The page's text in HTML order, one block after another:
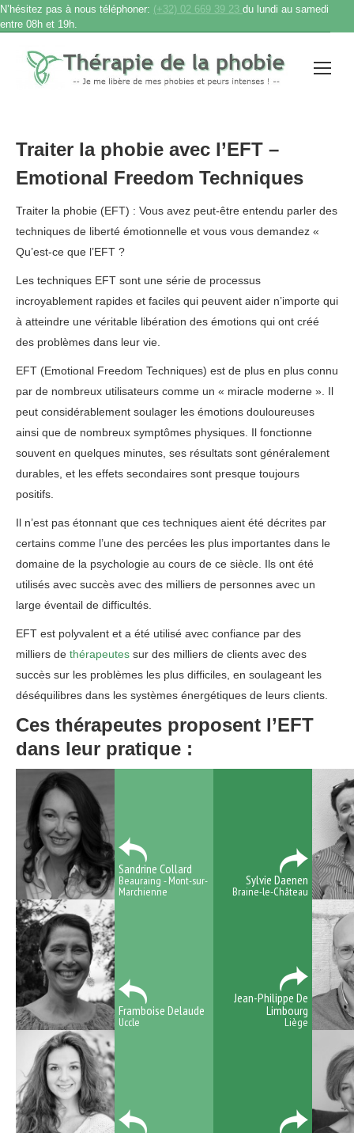
N’hésitez pas à nous téléphoner: (+32) 02 669 39 23 du lundi au samedi
entre 08h et 19h.
Traiter la phobie avec l’EFT –
Emotional Freedom Techniques
Traiter la phobie (EFT) : Vous avez peut-être entendu parler des
techniques de liberté émotionnelle et vous vous demandez «
Qu’est-ce que l’EFT ?
Les techniques EFT sont une série de processus
incroyablement rapides et faciles qui peuvent aider n’importe qui
à atteindre une véritable libération des émotions qui ont créé
des problèmes dans leur vie.
EFT (Emotional Freedom Techniques) est de plus en plus connu
par de nombreux utilisateurs comme un « miracle moderne ». Il
peut considérablement soulager les émotions douloureuses
ainsi que de nombreux symptômes physiques. Il fonctionne
souvent en quelques minutes, ses résultats sont généralement
durables, et les effets secondaires sont presque toujours
positifs.
Il n’est pas étonnant que ces techniques aient été décrites par
certains comme l’une des percées les plus importantes dans le
domaine de la psychologie au cours de ce siècle. Ils ont été
utilisés avec succès avec des milliers de personnes avec un
large éventail de difficultés.
EFT est polyvalent et a été utilisé avec confiance par des
milliers de thérapeutes sur des milliers de clients avec des
succès sur les problèmes les plus difficiles, en soulageant les
déséquilibres dans les systèmes énergétiques de leurs clients.
Ces thérapeutes proposent l’EFT
dans leur pratique :
Sandrine Collard
Beauraing - Mont-sur-
Marchienne
Sylvie Daenen
Braine-le-Château
Framboise Delaude
Uccle
Jean-Philippe De
Limbourg
Liège